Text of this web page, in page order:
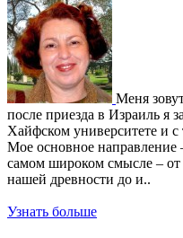
Меня
после приезда в Израиль я
Хайфском университете и
Мое основное направление
самом широком смысле – от
нашей древности до и..
Узнать больше